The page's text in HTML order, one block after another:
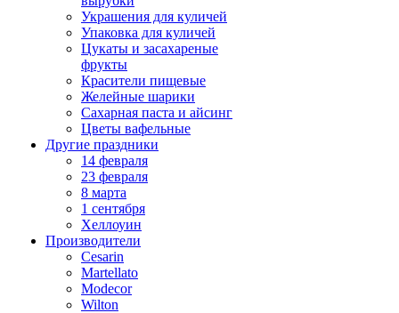
Украшения для куличей
Упаковка для куличей
Цукаты и засахареные
фрукты
Красители пищевые
Желейные шарики
Сахарная паста и айсинг
Цветы вафельные
Другие праздники
14 февраля
23 февраля
8 марта
1 сентября
Хеллоуин
Производители
Cesarin
Martellato
Modecor
Wilton